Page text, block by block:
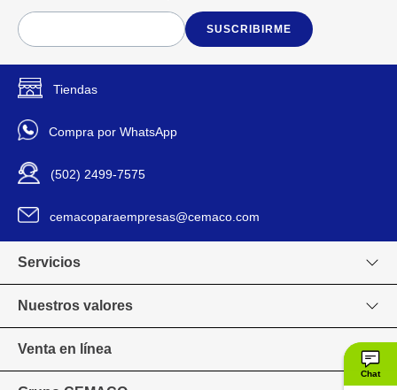
SUSCRIBIRME
Tiendas
Compra por WhatsApp
(502) 2499-7575
cemacoparaempresas@cemaco.com
Servicios
Nuestros valores
Venta en línea
Chat